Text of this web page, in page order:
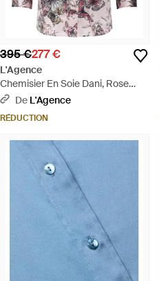
395 €277 €
L'Agence
Chemisier En Soie Dani, Rose
Pâle À Imprimé Jungle Papillons
Coloré - Marron
De L'Agence
RÉDUCTION